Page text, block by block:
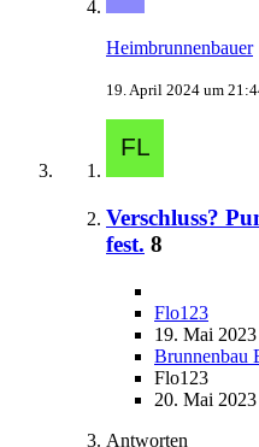
Heimbrunnenbauer
19. April 2024 um
Verschluss?
fest. 8
Flo123
19. Mai
Brunnenbau
Flo123
20. Mai
Antworten